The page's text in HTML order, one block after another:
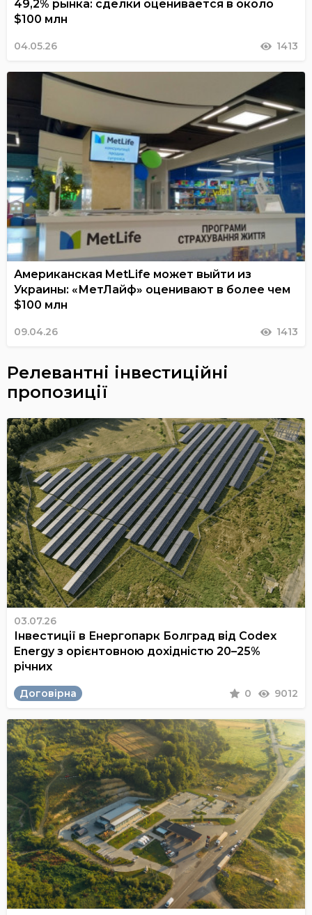
49,2% рынка: сделки оценивается в около
$100 млн
04.05.26 1413
Американская MetLife может выйти из
Украины: «МетЛайф» оценивают в более чем
$100 млн
09.04.26 1413
Релевантні інвестиційні
пропозиції
03.07.26
Інвестиції в Енергопарк Болград від Codex
Energy з орієнтовною дохідністю 20–25%
річних
Договірна 0 9012